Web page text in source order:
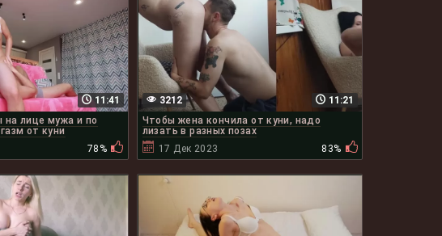
11:41
лице мужа и по
от куни
78%
11:21
3212
Чтобы жена кончила от куни, надо
лизать в разных позах
17 Дек 2023
83%